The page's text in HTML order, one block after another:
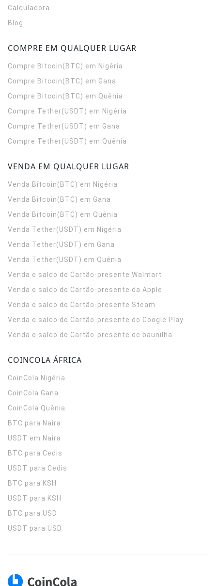
Calculadora
Blog
COMPRE EM QUALQUER LUGAR
Compre Bitcoin(BTC) em Nigéria
Compre Bitcoin(BTC) em Gana
Compre Bitcoin(BTC) em Quênia
Compre Tether(USDT) em Nigéria
Compre Tether(USDT) em Gana
Compre Tether(USDT) em Quênia
VENDA EM QUALQUER LUGAR
Venda Bitcoin(BTC) em Nigéria
Venda Bitcoin(BTC) em Gana
Venda Bitcoin(BTC) em Quênia
Venda Tether(USDT) em Nigéria
Venda Tether(USDT) em Gana
Venda Tether(USDT) em Quênia
Venda o saldo do Cartão-presente Walmart
Venda o saldo do Cartão-presente da Apple
Venda o saldo do Cartão-presente Steam
Venda o saldo do Cartão-presente do Google Play
Venda o saldo do Cartão-presente de baunilha
COINCOLA ÁFRICA
CoinCola Nigéria
CoinCola Gana
CoinCola Quênia
BTC para Naira
USDT em Naira
BTC para Cedis
USDT para Cedis
BTC para KSH
USDT para KSH
BTC para USD
USDT para USD